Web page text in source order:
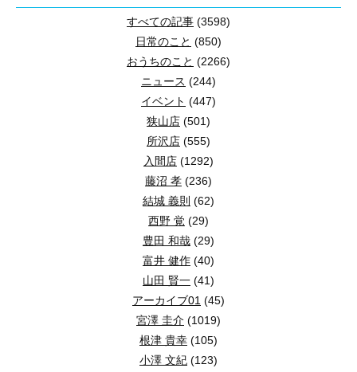
すべての記事 (3598)
日常のこと (850)
おうちのこと (2266)
ニュース (244)
イベント (447)
狭山店 (501)
所沢店 (555)
入間店 (1292)
藤沼 孝 (236)
結城 義則 (62)
西野 覚 (29)
豊田 和哉 (29)
富井 健作 (40)
山田 賢一 (41)
アーカイブ01 (45)
宮澤 圭介 (1019)
根津 貴幸 (105)
小澤 文紀 (123)